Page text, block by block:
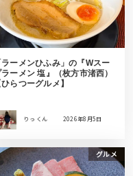
ラーメンひふみ」の『Wスー
ラーメン 塩』（枚方市渚西）
ひらつーグルメ】
りっ くん 2026年8月5日
グルメ